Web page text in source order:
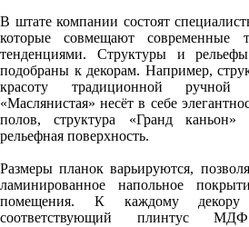
В штате компании состоят
которые совмещают современные
тенденциями. Структуры и
подобраны к декорам. Например,
красоту традиционной ручной
«Маслянистая» несёт в себе
полов, структура «Гранд каньон»
рельефная поверхность.
Размеры планок варьируются,
ламинированное напольное
помещения. К каждому декору
соответствующий плинтус